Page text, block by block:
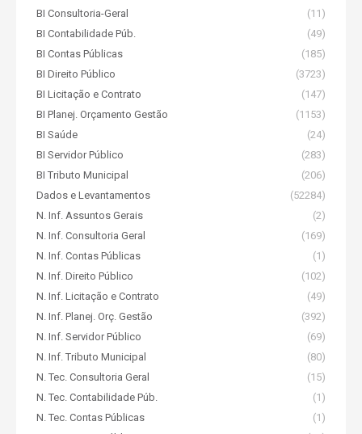
BI Consultoria-Geral
(11)
BI Contabilidade Púb.
(49)
BI Contas Públicas
(185)
BI Direito Público
(3723)
BI Licitação e Contrato
(147)
BI Planej. Orçamento Gestão
(1153)
BI Saúde
(24)
BI Servidor Público
(283)
BI Tributo Municipal
(206)
Dados e Levantamentos
(52284)
N. Inf. Assuntos Gerais
(2)
N. Inf. Consultoria Geral
(169)
N. Inf. Contas Públicas
(1)
N. Inf. Direito Público
(102)
N. Inf. Licitação e Contrato
(49)
N. Inf. Planej. Orç. Gestão
(392)
N. Inf. Servidor Público
(69)
N. Inf. Tributo Municipal
(80)
N. Tec. Consultoria Geral
(15)
N. Tec. Contabilidade Púb.
(1)
N. Tec. Contas Públicas
(1)